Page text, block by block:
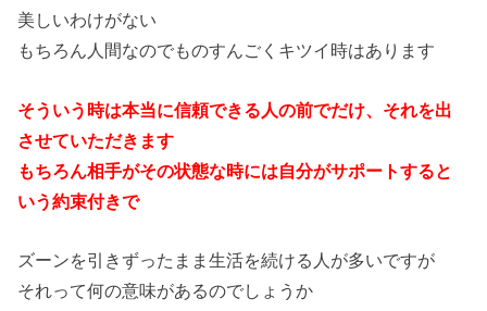
美しいわけがない
もちろん人間なのでものすんごくキツイ時はあります
そういう時は本当に信頼できる人の前でだけ、それを出
させていただきます
もちろん相手がその状態な時には自分がサポートすると
いう約束付きで
ズーンを引きずったまま生活を続ける人が多いですが
それって何の意味があるのでしょうか